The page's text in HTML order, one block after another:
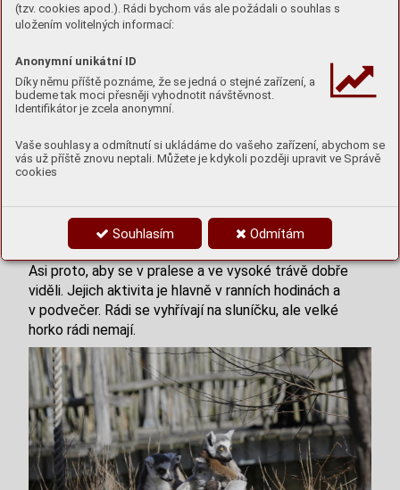
(tzv. cookies apod.). Rádi bychom vás ale požádali o souhlas s
uložením volitelných informací:
Anonymní unikátní ID
Díky němu příště poznáme, že se jedná o stejné zařízení, a
budeme tak moci přesněji vyhodnotit návštěvnost.
Identifikátor je zcela anonymní.
Vaše souhlasy a odmítnutí si ukládáme do vašeho zařízení, abychom se
vás už příště znovu neptali. Můžete je kdykoli později upravit ve Správě
cookies
Souhlasím Odmítám
V Zoo Hluboká nad Vltavou pracuji už téměř 30 let.
Prožila jsem zde hodně hezkých chvil. Starala jsem se
o různé druhy zvířat a mám je všechny stejně ráda. Ale
stejně, vždycky jsem chtěla pracovat hlavně u opic,
Vlastně nevím. Možná proto, že svým chováním nám
jsou dost podobní. A když někdy slýchám (hlavně od
dětí) různé „hlášky.“ Např.: „Ten opičák vypadá jako náš
y si teď chvíli budeme povídat o naší skupině lemurů
kata. Všichni je určitě znáte. Mají bílo šedivou srst a
pruhovaný ocas, který při běhu a chůzi drží vzpřímeně.
Asi proto, aby se v pralese a ve vysoké trávě dobře
viděli. Jejich aktivita je hlavně v ranních hodinách a
v podvečer. Rádi se vyhřívají na sluníčku, ale velké
horko rádi nemají.